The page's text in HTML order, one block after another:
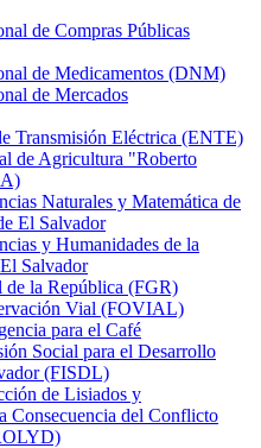
de Compras Públicas
de Medicamentos (DNM)
de Mercados
Transmisión Eléctrica (ENTE)
de Agricultura "Roberto
Naturales y Matemática de
El Salvador
y Humanidades de la
Salvador
de la República (FGR)
Vial (FOVIAL)
para el Café
Social para el Desarrollo
(FISDL)
de Lisiados y
Consecuencia del Conflicto